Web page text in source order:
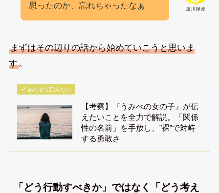
犀川後藤
思ったのか、忘れちゃったなぁ
まずはその辺りの話から始めていこうと思いま
す。
あわせて読みたい
【考察】『うみべの女の子』が伝
えたいことを全力で解説。「関係
性の名前」を手放し、”裸”で対峙
する勇敢さ
「どう行動すべきか」ではなく「どう考え